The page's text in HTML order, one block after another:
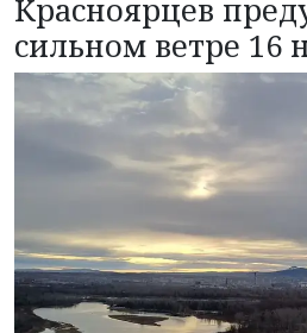
Красноярцев
сильном ветре 16